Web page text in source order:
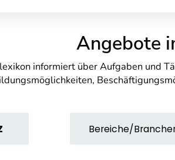
Angebote
informiert über Aufgaben und
Bereiche/